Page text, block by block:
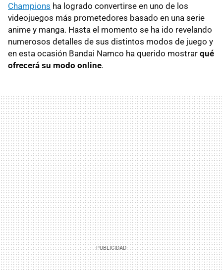
Champions ha logrado convertirse en uno de los
videojuegos más prometedores basado en una serie
anime y manga. Hasta el momento se ha ido revelando
numerosos detalles de sus distintos modos de juego y
en esta ocasión Bandai Namco ha querido mostrar qué
ofrecerá su modo online.